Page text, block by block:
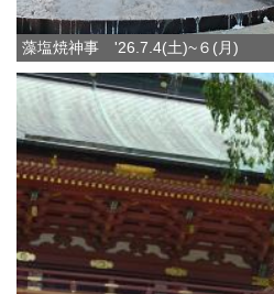
藻塩焼神事 '26.7.4(土)~６(月)